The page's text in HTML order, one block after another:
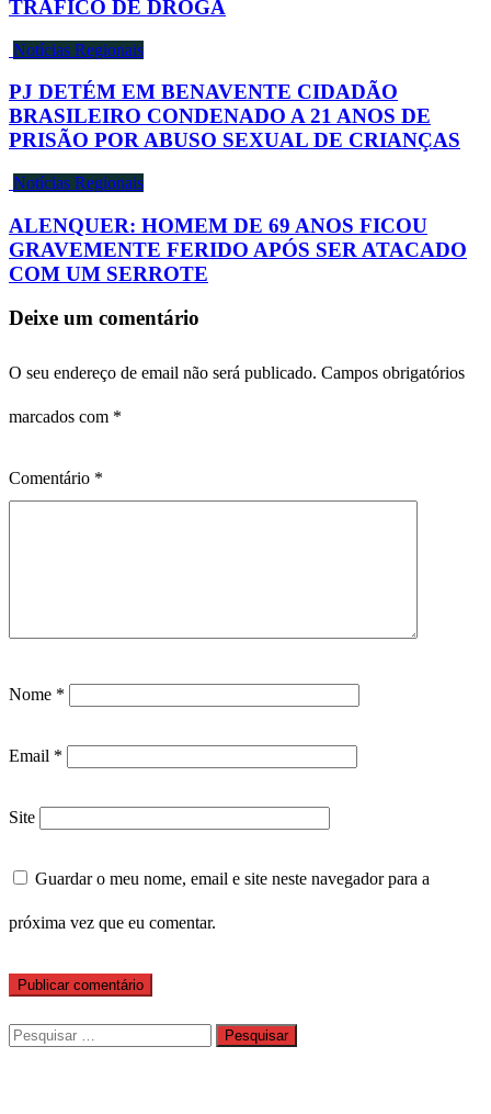
TRÁFICO DE DROGA
Notícias Regionais
PJ DETÉM EM BENAVENTE CIDADÃO
BRASILEIRO CONDENADO A 21 ANOS DE
PRISÃO POR ABUSO SEXUAL DE CRIANÇAS
Notícias Regionais
ALENQUER: HOMEM DE 69 ANOS FICOU
GRAVEMENTE FERIDO APÓS SER ATACADO
COM UM SERROTE
Deixe um comentário
O seu endereço de email não será publicado. Campos obrigatórios
marcados com *
Comentário *
Nome *
Email *
Site
Guardar o meu nome, email e site neste navegador para a
próxima vez que eu comentar.
Pesquisar
por: